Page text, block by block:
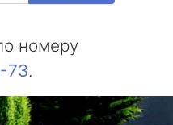
номеру
73.